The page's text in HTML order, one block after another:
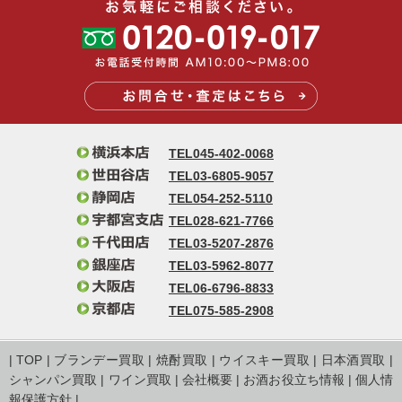
TEL045-402-0068
TEL03-6805-9057
TEL054-252-5110
TEL028-621-7766
TEL03-5207-2876
TEL03-5962-8077
TEL06-6796-8833
TEL075-585-2908
|TOP | ブランデー買取 | 焼酎買取 | ウイスキー買取 | 日本酒買取 |
シャンパン買取 | ワイン買取 | 会社概要 | お酒お役立ち情報 | 個人情